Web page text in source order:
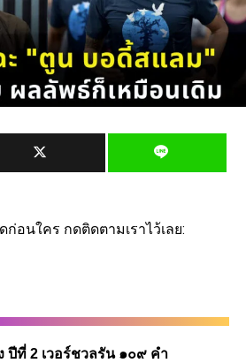
อนใคร กดติดตามเราไว้เลย:
ปีที่ 2 เวอร์ชวลรัน ๑๐๙ คำ